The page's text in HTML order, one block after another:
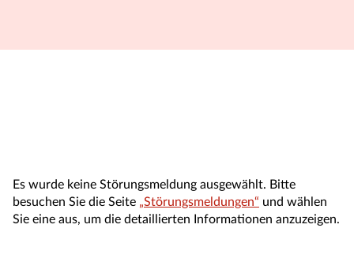
Es wurde keine Störungsmeldung ausgewählt. Bitte
besuchen Sie die Seite „Störungsmeldungen“ und wählen
Sie eine aus, um die detaillierten Informationen anzuzeigen.